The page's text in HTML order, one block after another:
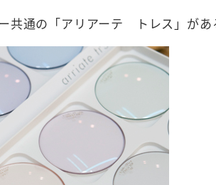
共通の「アリアーテ トレス」があ